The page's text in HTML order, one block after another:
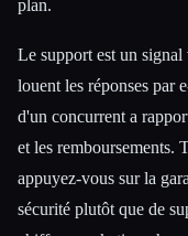
plan.
Le support est un
louent les réponses par
d'un concurrent a
et les remboursements.
appuyez-vous sur la
sécurité plutôt que de